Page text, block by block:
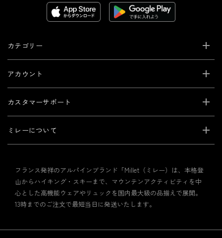
カテゴリー
アカウント
カスタマーサポート
ミレーについて
フランス発祥のアルパインブランド「Millet（ミレー）は、本格登
山からハイキング・スキーまで、マウンテンアクティビティを中
心とした高機能ウェアやリュックを国内最大級の品揃えで展開。
13時までのご注文で最短当日に発送いたします。